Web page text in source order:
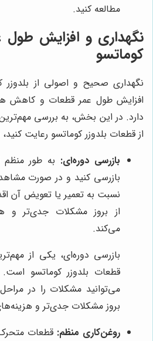
مطالعه کنید.
نگهداری و افزایش طول
کوماتسو
نگهداری صحیح و اصولی از بلدوزر
افزایش طول عمر قطعات و کاهش
دارد. در این بخش، به بررسی
از قطعات بلدوزر کوماتسو رعایت
بازرسی دوره‌ای: به طور منظم
بازرسی کنید و در صورت
نسبت به تعمیر یا تعویض آن
از بروز مشکلات جدی‌تر و
می‌کند.
بازرسی دوره‌ای، یکی از
قطعات بلدوزر کوماتسو
می‌توانید مشکلات را در
بروز مشکلات جدی‌تر و
روغن‌کاری منظم: قطعات متحرک